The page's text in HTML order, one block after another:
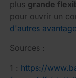
plus grande
pour ouvrir un
d'autres
Sources :
1 : https://